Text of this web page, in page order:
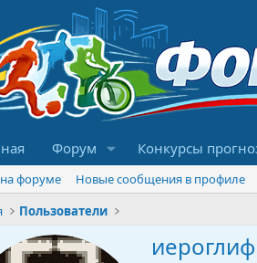
Форум Конкурсы
форуме Новые сообщения в профиле
Пользователи
иероглиф